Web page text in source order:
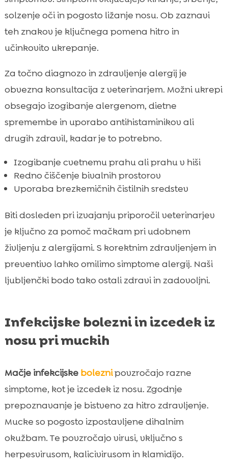
solzenje oči in pogosto ližanje nosu. Ob zaznavi
teh znakov je ključnega pomena hitro in
učinkovito ukrepanje.
Za točno diagnozo in zdravljenje alergij je
obvezna konsultacija z veterinarjem. Možni ukrepi
obsegajo izogibanje alergenom, dietne
spremembe in uporabo antihistaminikov ali
drugih zdravil, kadar je to potrebno.
Izogibanje cvetnemu prahu ali prahu v hiši
Redno čiščenje bivalnih prostorov
Uporaba brezkemičnih čistilnih sredstev
Biti dosleden pri izvajanju priporočil veterinarjev
je ključno za pomoč mačkam pri udobnem
življenju z alergijami. S korektnim zdravljenjem in
preventivo lahko omilimo simptome alergij. Naši
ljubljenčki bodo tako ostali zdravi in zadovoljni.
Infekcijske bolezni in izcedek iz
nosu pri muckih
Mačje infekcijske boleznipovzročajo razne
simptome, kot je izcedek iz nosu. Zgodnje
prepoznavanje je bistveno za hitro zdravljenje.
Mucke so pogosto izpostavljene dihalnim
okužbam. Te povzročajo virusi, vključno s
herpesvirusom, kalicivirusom in klamidijo.